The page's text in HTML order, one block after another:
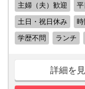
主婦（夫）歓迎
土日・祝日休み
学歴不問
ランチ
詳細を